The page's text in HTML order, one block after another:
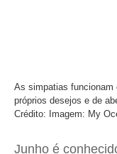
As simpatias funcionam
próprios desejos e de
Crédito: Imagem: My
Junho é